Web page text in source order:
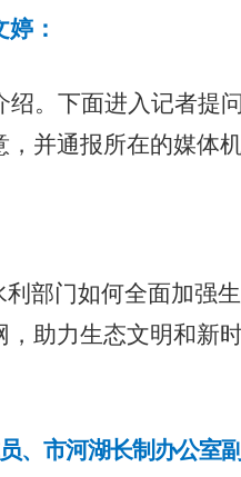
：
绍。下面进入记者提
并通报所在的媒体
利部门如何全面加强
助力生态文明和新
、市河湖长制办公室